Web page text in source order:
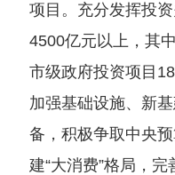
项目。充分发挥投
4500亿元以上，其
市级政府投资项目
加强基础设施、新
备，积极争取中央
建“大消费”格局，完